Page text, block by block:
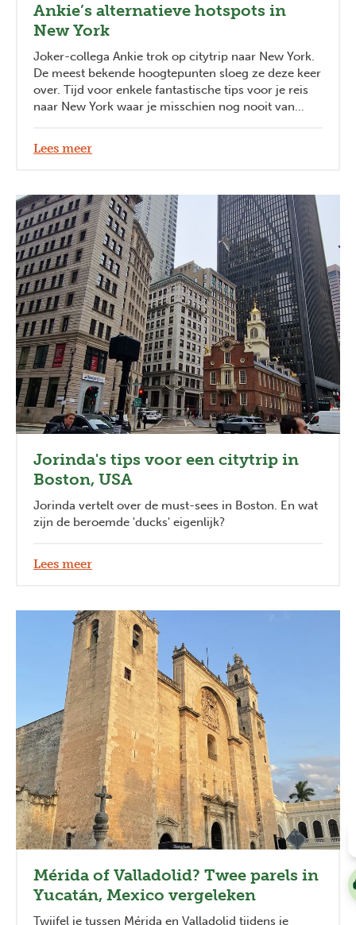
Ankie’s alternatieve hotspots in
New York
Joker-collega Ankie trok op citytrip naar New York.
De meest bekende hoogtepunten sloeg ze deze keer
over. Tijd voor enkele fantastische tips voor je reis
naar New York waar je misschien nog nooit van
Lees meer
Jorinda's tips voor een citytrip in
Boston, USA
Jorinda vertelt over de must-sees in Boston. En wat
zijn de beroemde 'ducks' eigenlijk?
Lees meer
Mérida of Valladolid? Twee parels in
Yucatán, Mexico vergeleken
Twijfel je tussen Mérida en Valladolid tijdens je